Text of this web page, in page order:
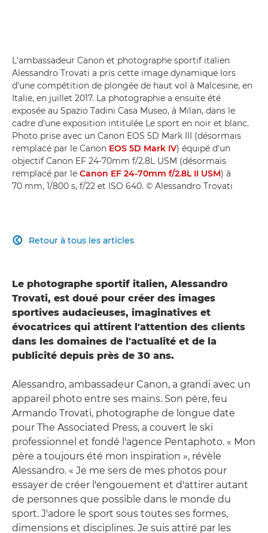
L'ambassadeur Canon et photographe sportif italien
Alessandro Trovati a pris cette image dynamique lors
d'une compétition de plongée de haut vol à Malcesine, en
Italie, en juillet 2017. La photographie a ensuite été
exposée au Spazio Tadini Casa Museo, à Milan, dans le
cadre d'une exposition intitulée Le sport en noir et blanc.
Photo prise avec un Canon EOS 5D Mark III (désormais
remplacé par le Canon EOS 5D Mark IV) équipé d'un
objectif Canon EF 24-70mm f/2.8L USM (désormais
remplacé par le Canon EF 24-70mm f/2.8L II USM) à
70 mm, 1/800 s, f/22 et ISO 640. © Alessandro Trovati
Retour à tous les articles

Le photographe sportif italien, Alessandro
Trovati, est doué pour créer des images
sportives audacieuses, imaginatives et
évocatrices qui attirent l'attention des clients
dans les domaines de l'actualité et de la
publicité depuis près de 30 ans.
Alessandro, ambassadeur Canon, a grandi avec un
appareil photo entre ses mains. Son père, feu
Armando Trovati, photographe de longue date
pour The Associated Press, a couvert le ski
professionnel et fondé l'agence Pentaphoto. « Mon
père a toujours été mon inspiration », révèle
Alessandro. « Je me sers de mes photos pour
essayer de créer l'engouement et d'attirer autant
de personnes que possible dans le monde du
sport. J'adore le sport sous toutes ses formes,
dimensions et disciplines. Je suis attiré par les